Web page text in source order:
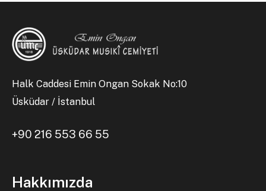
Halk Caddesi Emin Ongan Sokak No:10
Üsküdar / İstanbul
+90 216 553 66 55
Hakkımızda